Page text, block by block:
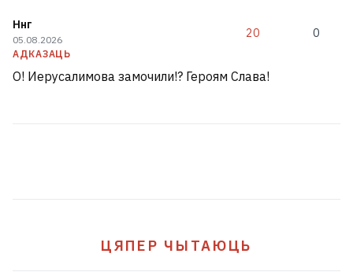
Ннг
05.08.2026
АДКАЗАЦЬ
20 0
О! Иерусалимова замочили!? Героям Слава!
ЦЯПЕР ЧЫТАЮЦЬ